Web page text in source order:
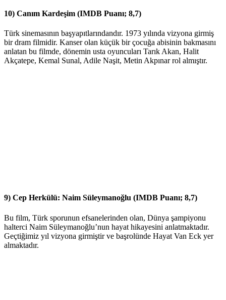
10) Canım Kardeşim (IMDB Puanı; 8,7)
Türk sinemasının başyapıtlarındandır. 1973 yılında vizyona girmiş
bir dram filmidir. Kanser olan küçük bir çocuğa abisinin bakmasını
anlatan bu filmde, dönemin usta oyuncuları Tarık Akan, Halit
Akçatepe, Kemal Sunal, Adile Naşit, Metin Akpınar rol almıştır.
9) Cep Herkülü: Naim Süleymanoğlu (IMDB Puanı; 8,7)
Bu film, Türk sporunun efsanelerinden olan, Dünya şampiyonu
halterci Naim Süleymanoğlu’nun hayat hikayesini anlatmaktadır.
Geçtiğimiz yıl vizyona girmiştir ve başrolünde Hayat Van Eck yer
almaktadır.